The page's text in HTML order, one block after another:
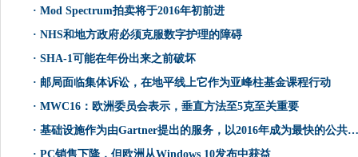
· Mod Spectrum拍卖将于2016年初前进
· NHS和地方政府必须克服数字护理的障碍
· SHA-1可能在年份出来之前破坏
· 邮局面临集体诉讼，在地平线上它作为亚峰柱基金课程行动
· MWC16：欧洲委员会表示，垂直方法至5克至关重要
· 基础设施作为由Gartner提出的服务，以2016年成为最快的公共​​云的成长部分
· PC销售下降，但欧洲从Windows 10发布中获益